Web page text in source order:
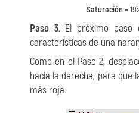
Saturación =
Paso 3.El próximo paso
características de una
Como en el Paso 2,
hacia la derecha, para que
más roja.